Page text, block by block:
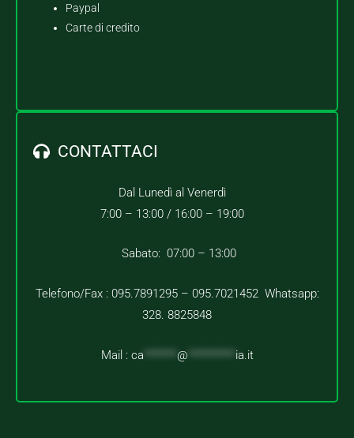
Paypal
Carte di credito
CONTATTACI
Dal Lunedì al Venerdì
7:00 – 13:00 / 16:00 – 19:00
Sabato: 07:00 – 13:00
Telefono/Fax : 095.7891295 – 095.7021452 Whatsapp:
328. 8825848
Mail : ca @ ia.it